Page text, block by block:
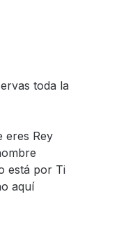
toda la
eres Rey
está por Ti
aquí